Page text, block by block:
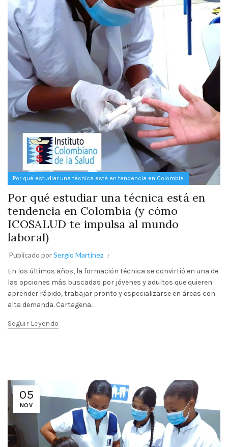
Por qué estudiar una técnica está en tendencia en Colombia
Por qué estudiar una técnica está en
tendencia en Colombia (y cómo
ICOSALUD te impulsa al mundo
laboral)
Publicado porSergio Martinez
En los últimos años, la formación técnica se convirtió en una de
las opciones más buscadas por jóvenes y adultos que quieren
aprender rápido, trabajar pronto y especializarse en áreas con
alta demanda. Cartagena...
Seguir Leyendo
05
NOV